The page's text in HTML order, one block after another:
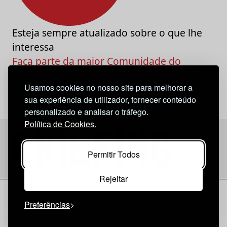
Usamos cookies no nosso site para melhorar a
sua experiência de utilizador, fornecer conteúdo
personalizado e analisar o tráfego.
Política de Cookies.
Permitir Todos
Rejeitar
Preferências
Esteja sempre atualizado sobre o que lhe
interessa
Faça parte da maior Comunidade do
Política de Cookies